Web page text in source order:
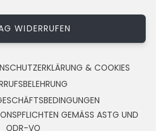
WIDERRUFEN
& COOKIES
GEMÄSS ASTG UND
ODR-VO